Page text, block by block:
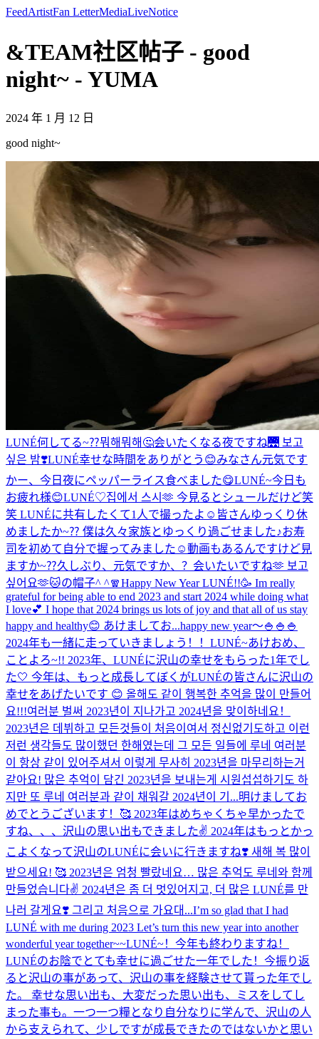
FeedArtistFan LetterMediaLiveNotice
&TEAM社区帖子 - good
night~ - YUMA
2024 年 1 月 12 日
good night~
LUNÉ何してる~⁇뭐해뭐해🤔会いたくなる夜ですね🌉 보고
싶은 밤❣️LUNÉ幸せな時間をありがとう😊みなさん元気です
かー、今日夜にペッパーライス食べました😋LUNÉ~今日も
お疲れ様😊LUNÉ♡집에서 스시🫶 今見るとシュールだけど笑
笑 LUNÉに共有したくて1人で撮ったよ☺️ 皆さんゆっくり休
めましたか~⁇ 僕は久々家族とゆっくり過ごせました♪お寿
司を初めて自分で握ってみました☺️動画もあるんですけど見
ますか~⁇久しぶり、元気ですか、？会いたいですね🫶 보고
싶어요🫶🐱の帽子^ ^🧣Happy New Year LUNÉ!!🥳 Im really
grateful for being able to end 2023 and start 2024 while doing what
I love💕 I hope that 2024 brings us lots of joy and that all of us stay
happy and healthy😊 あけましてお...happy new year〜🍚🍚🍚
2024年も一緒に走っていきましょう！！ LUNÉ~あけおめ、
ことよろ~!! 2023年、LUNÉに沢山の幸せをもらった1年でし
た🤍 今年は、もっと成長してぼくがLUNÉの皆さんに沢山の
幸せをあげたいです 😊 올해도 같이 행복한 추억을 많이 만들어
요!!!여러분 벌써 2023년이 지나가고 2024년을 맞이하네요！
2023년은 데뷔하고 모든것들이 처음이여서 정신없기도하고 이런
저런 생각들도 많이했던 한해였는데 그 모든 일들에 루네 여러분
이 항상 같이 있어주셔서 이렇게 무사히 2023년을 마무리하는거
같아요! 많은 추억이 담긴 2023년을 보내는게 시원섭섭하기도 하
지만 또 루네 여러분과 같이 채워갈 2024년이 기...明けましてお
めでとうございます！🥰 2023年はめちゃくちゃ早かったで
すね、、、沢山の思い出もできました✌️ 2024年はもっとかっ
こよくなって沢山のLUNÉに会いに行きますね❣️ 새해 복 많이
받으세요! 🥰 2023년은 엄청 빨랐네요… 많은 추억도 루네와 함께
만들었습니다✌️ 2024년은 좀 더 멋있어지고, 더 많은 LUNÉ를 만
나러 갈게요❣️ 그리고 처음으로 가요대...I’m so glad that I had
LUNÉ with me during 2023 Let’s turn this new year into another
wonderful year together~~LUNÉ~！今年も終わりますね！
LUNÉのお陰でとても幸せに過ごせた一年でした！今振り返
ると沢山の事があって、沢山の事を経験させて貰った年でし
た。 幸せな思い出も、大変だった思い出も、ミスをしてし
まった事も。一つ一つ糧となり自分なりに学んで、沢山の人
から支えられて、少しですが成長できたのではないかと思い